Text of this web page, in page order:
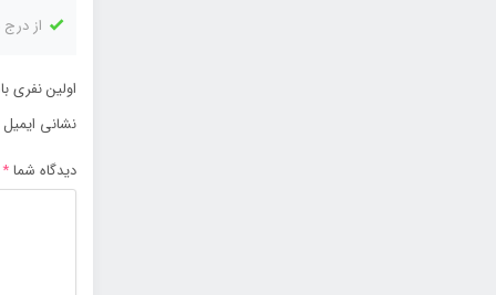
از
اولین نفری
نشانی
دیدگاه شما*